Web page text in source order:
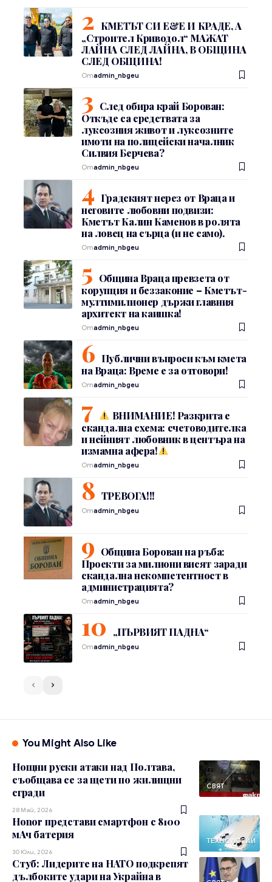
КМЕТЪТ СИ Е&Е И КРАДЕ, А
„Строител Криводол“ МАЖАТ
ЛАЙНА СЛЕД ЛАЙНА, В ОБЩИНА
СЛЕД ОБЩИНА!
Отadmin_nbgeu
След обира край Борован:
Откъде са средствата за
луксозния живот и луксозните
имоти на полицейски началник
Силвия Берчева?
Отadmin_nbgeu
Градският нерез от Враца и
неговите любовни подвизи:
Кметът Калин Каменов в ролята
на ловец на сърца (и не само).
Отadmin_nbgeu
Община Враца превзета от
корупция и беззаконие – Кметът-
мултимилионер държи главния
архитект на каишка!
Отadmin_nbgeu
Публични въпроси към кмета
на Враца: Време е за отговори!
Отadmin_nbgeu
ВНИМАНИЕ! Разкрита е
скандална схема: счетоводителка
и нейният любовник в центъра на
измамна афера!
Отadmin_nbgeu
ТРЕВОГА!!!
Отadmin_nbgeu
Община Борован на ръба:
Проекти за милиони висят заради
скандална некомпетентност в
администрацията?
Отadmin_nbgeu
„ПЪРВИЯТ ПАДНА“
Отadmin_nbgeu
You Might Also Like
СВЯТ
Нощни руски атаки над Полтава,
съобщава се за щети по жилищни
сгради
28 Май, 2026
ТЕХНОЛОГИИ
Honor представи смартфон с 8100
мАч батерия
30 Юли, 2026
Стуб: Лидерите на НАТО подкрепят
дълбоките удари на Украйна в